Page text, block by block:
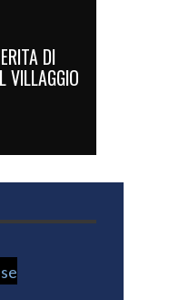
DI
VILLAGGIO